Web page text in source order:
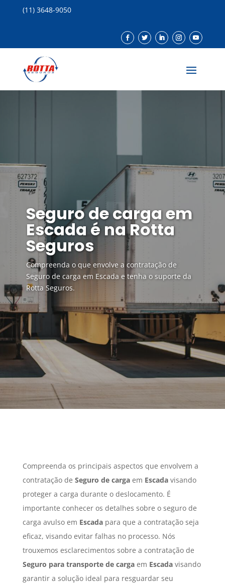
(11) 3648-9050
Seguro de carga em
Escada é na Rotta
Seguros
Compreenda o que envolve a contratação de
Seguro de carga em Escada e tenha o suporte da
Rotta Seguros.
Compreenda os principais aspectos que envolvem a
contratação de Seguro de cargaem Escadavisando
proteger a carga durante o deslocamento. É
importante conhecer os detalhes sobre o seguro de
carga avulso em Escadapara que a contratação seja
eficaz, visando evitar falhas no processo. Nós
trouxemos esclarecimentos sobre a contratação de
Seguro para transporte de cargaem Escadavisando
garantir a solução ideal para resguardar seu